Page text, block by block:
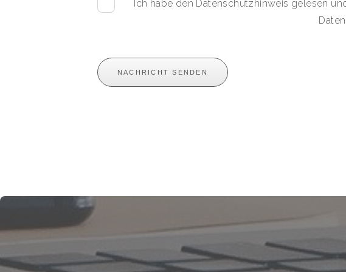
Ich habe den Datenschutzhinweis gelesen